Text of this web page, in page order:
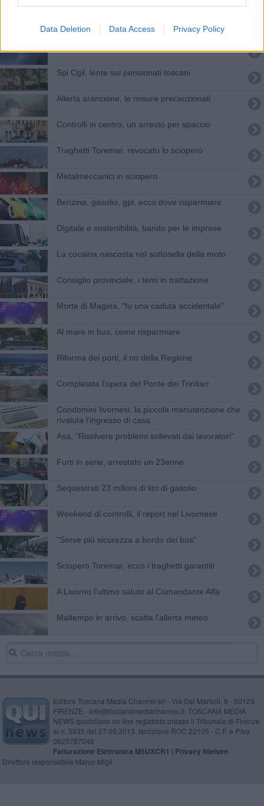
Data Deletion Data Access Privacy Policy
Spi Cgil, lente sui pensionati toscani
Allerta arancione, le misure precauzionali
Controlli in centro, un arresto per spaccio
Traghetti Toremar, revocato lo sciopero
Metalmeccanici in sciopero
​Benzina, gasolio, gpl, ecco dove risparmiare
Digitale e sostenibilità, bando per le imprese
La cocaina nascosta nel sottosella della moto
Consiglio provinciale, i temi in trattazione
Morte di Magina, "fu una caduta accidentale"
Al mare in bus, come risparmiare
Riforma dei porti, il no della Regione
Completata l'opera del Ponte dei Trinitari
Condomini livornesi: la piccola manutenzione che
rivaluta l’ingresso di casa
Asa, “Risolvere problemi sollevati dai lavoratori”
Furti in serie, arrestato un 23enne
Sequestrati 23 milioni di litri di gasolio
Weekend di controlli, il report nel Livornese
"Serve più sicurezza a bordo dei bus"
Sciopero Toremar, ecco i traghetti garantiti
A Livorno l'ultimo saluto al Comandante Alfa
Maltempo in arrivo, scatta l'allerta meteo
Editore Toscana Media Channel srl - Via Dei Martelli, 8 - 50129
FIRENZE - info@toscanamediachannel.it. TOSCANA MEDIA
NEWS quotidiano on line registrato presso il Tribunale di Firenze
al n. 5935 del 27.09.2013. Iscrizione ROC 22105 - C.F. e P.Iva
0620787048
Fatturazione Elettronica M5UXCR1 | Privacy Nielsen
Direttore responsabile Marco Migli